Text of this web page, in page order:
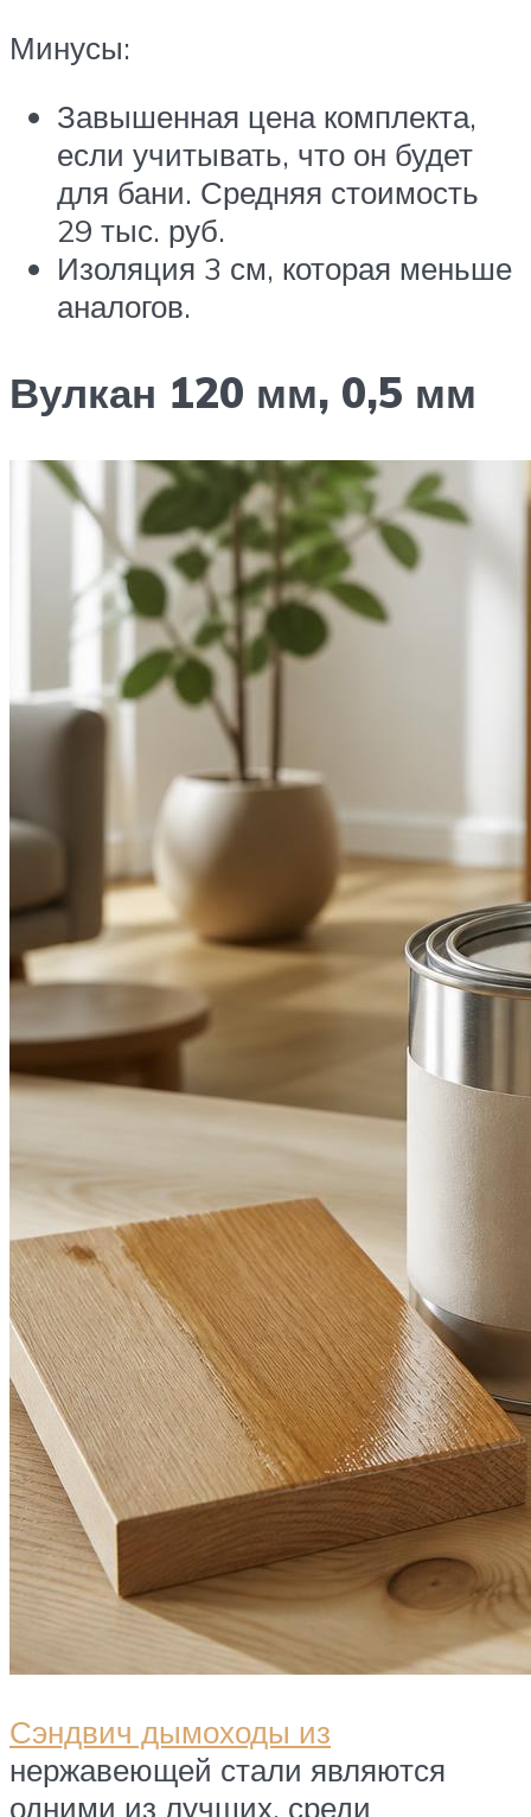
Минусы:
Завышенная цена комплекта,
если учитывать, что он будет
для бани. Средняя стоимость
29 тыс. руб.
Изоляция 3 см, которая меньше
аналогов.
Вулкан 120 мм, 0,5 мм
Сэндвич дымоходы из
нержавеющей стали являются
одними из лучших, среди